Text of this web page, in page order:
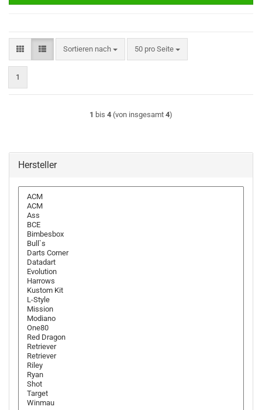
Sortieren nach
Sortieren nach 50 pro Seite
pro Seite
1
1 bis 4 (von insgesamt 4)
Hersteller